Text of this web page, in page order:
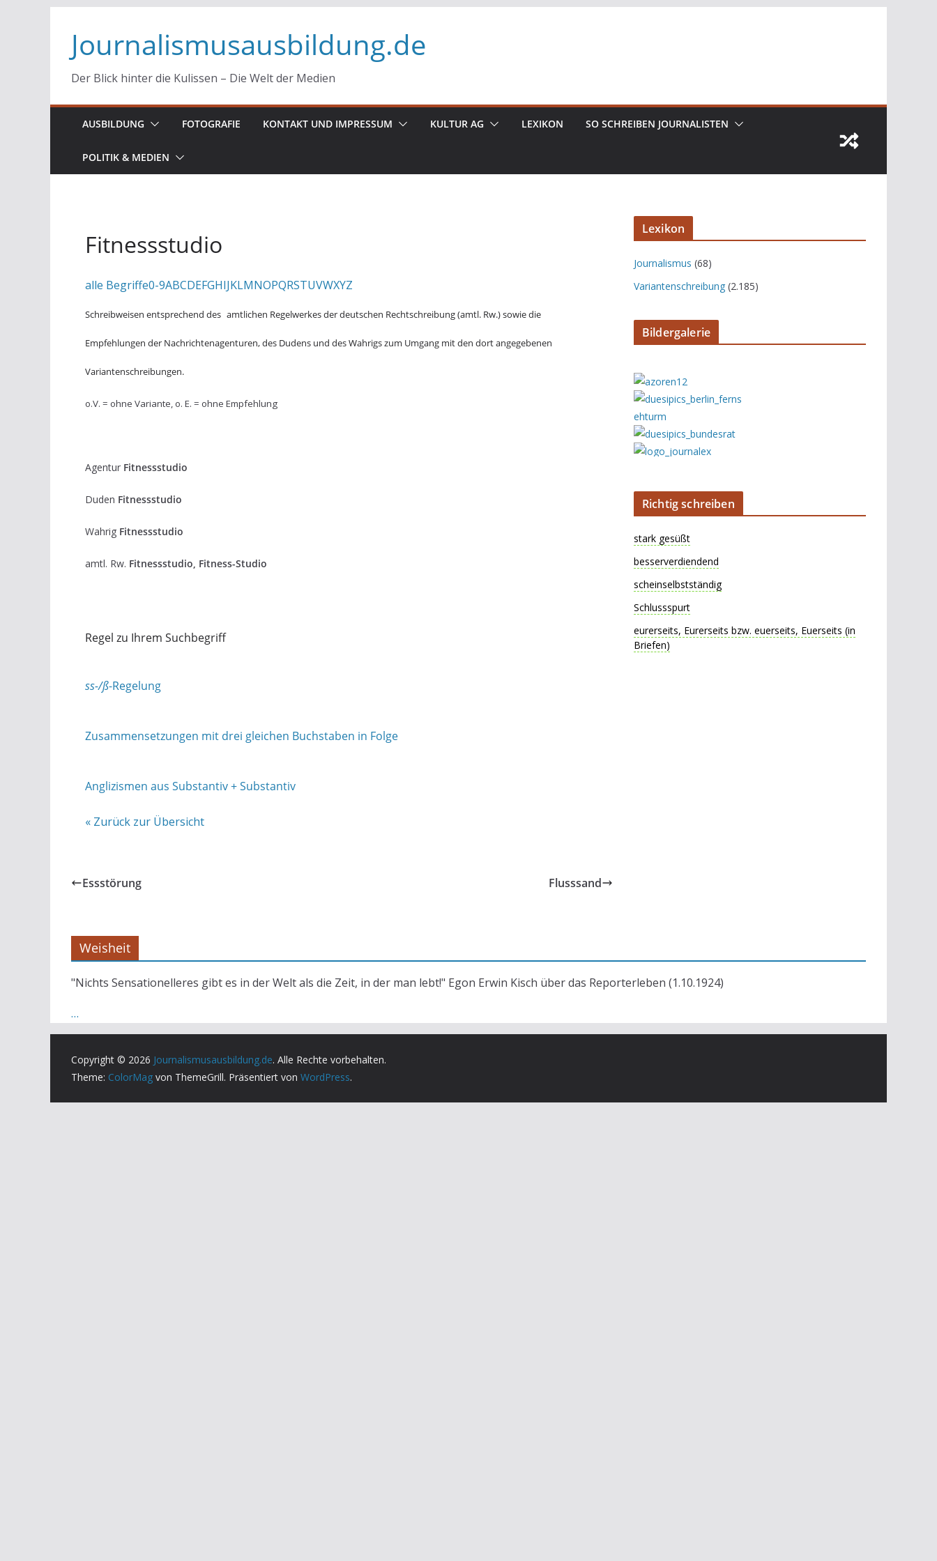
Inhalt
springen
Journalismusausbildung.de
Der Blick hinter die Kulissen – Die Welt der Medien
AUSBILDUNG FOTOGRAFIE KONTAKT UND IMPRESSUM KULTUR AG LEXIKON SO SCHREIBEN JOURNALISTEN
POLITIK & MEDIEN
Fitnessstudio
alle Begriffe0-9ABCDEFGHIJKLMNOPQRSTUVWXYZ
Schreibweisen entsprechend des amtlichen Regelwerkes der deutschen Rechtschreibung (amtl. Rw.) sowie die
Empfehlungen der Nachrichtenagenturen, des Dudens und des Wahrigs zum Umgang mit den dort angegebenen
Variantenschreibungen.
o.V. = ohne Variante, o. E. = ohne Empfehlung
Agentur Fitnessstudio
Duden Fitnessstudio
Wahrig Fitnessstudio
amtl. Rw. Fitnessstudio, Fitness-Studio
Regel zu Ihrem Suchbegriff
ss-/ß-Regelung
Zusammensetzungen mit drei gleichen Buchstaben in Folge
Anglizismen aus Substantiv + Substantiv
« Zurück zur Übersicht
Essstörung Flusssand
Lexikon
Journalismus (68)
Variantenschreibung (2.185)
Bildergalerie
Richtig schreiben
stark gesüßt
besserverdiendend
scheinselbstständig
Schlussspurt
eurerseits, Eurerseits bzw. euerseits, Euerseits (in
Briefen)
Weisheit
"Nichts Sensationelleres gibt es in der Welt als die Zeit, in der man lebt!" Egon Erwin Kisch über das Reporterleben (1.10.1924)
…
Copyright © 2026 Journalismusausbildung.de. Alle Rechte vorbehalten.
Theme: ColorMag von ThemeGrill. Präsentiert von WordPress.